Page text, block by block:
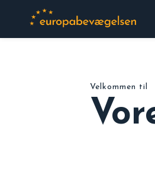
Velkommen til